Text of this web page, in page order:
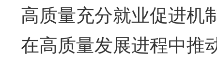
高质量充分就业促进机
在高质量发展进程中推